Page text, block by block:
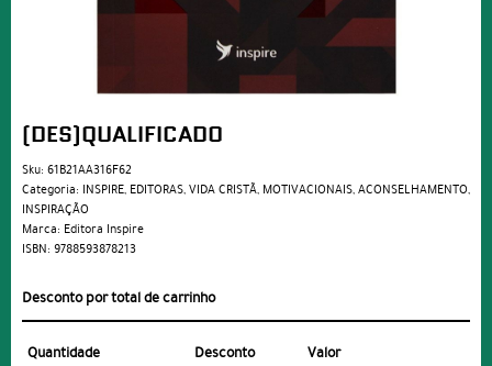
(DES)QUALIFICADO
Sku: 61B21AA316F62
Categoria: INSPIRE, EDITORAS,VIDA CRISTÃ, MOTIVACIONAIS,ACONSELHAMENTO,
INSPIRAÇÃO
Marca: Editora Inspire
ISBN: 9788593878213
Desconto por total de carrinho
Quantidade Desconto
Valor